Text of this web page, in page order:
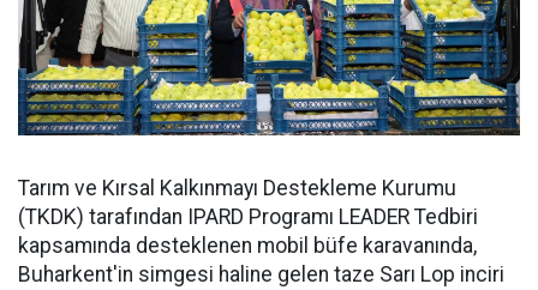
Tarım ve Kırsal Kalkınmayı Destekleme Kurumu
(TKDK) tarafından IPARD Programı LEADER Tedbiri
kapsamında desteklenen mobil büfe karavanında,
Buharkent'in simgesi haline gelen taze Sarı Lop inciri